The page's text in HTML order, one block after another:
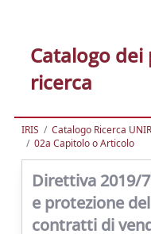
Catalogo
ricerca
IRIS Catalogo Ricerca
02a Capitolo o Articolo
Direttiva 2019/
e protezione
contratti di